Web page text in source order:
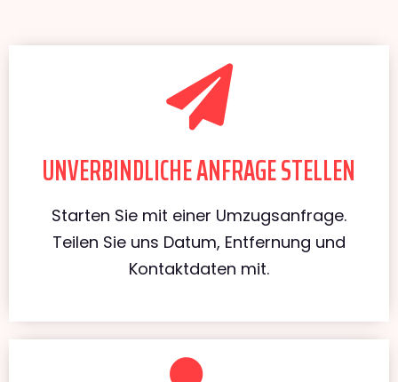
UNVERBINDLICHE ANFRAGE STELLEN
Starten Sie mit einer Umzugsanfrage.
Teilen Sie uns Datum, Entfernung und
Kontaktdaten mit.